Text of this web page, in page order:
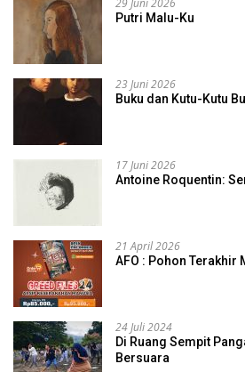
Putri Malu-Ku
23 Juni 2026
Buku dan Kutu-Kutu
17 Juni 2026
Antoine Roquentin:
21 April 2026
AFO : Pohon Terakhir
24 Juli 2024
Di Ruang Sempit
Bersuara